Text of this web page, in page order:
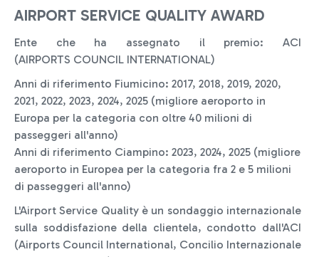
AIRPORT SERVICE QUALITY AWARD
Ente che ha assegnato il premio: ACI
(AIRPORTS COUNCIL INTERNATIONAL)
Anni di riferimento Fiumicino: 2017, 2018, 2019, 2020,
2021, 2022, 2023, 2024, 2025 (migliore aeroporto in
Europa per la categoria con oltre 40 milioni di
passeggeri all'anno)
Anni di riferimento Ciampino: 2023, 2024, 2025 (migliore
aeroporto in Europea per la categoria fra 2 e 5 milioni
di passeggeri all'anno)
L'Airport Service Quality è un sondaggio internazionale
sulla soddisfazione della clientela, condotto dall'ACI
(Airports Council International, Concilio Internazionale